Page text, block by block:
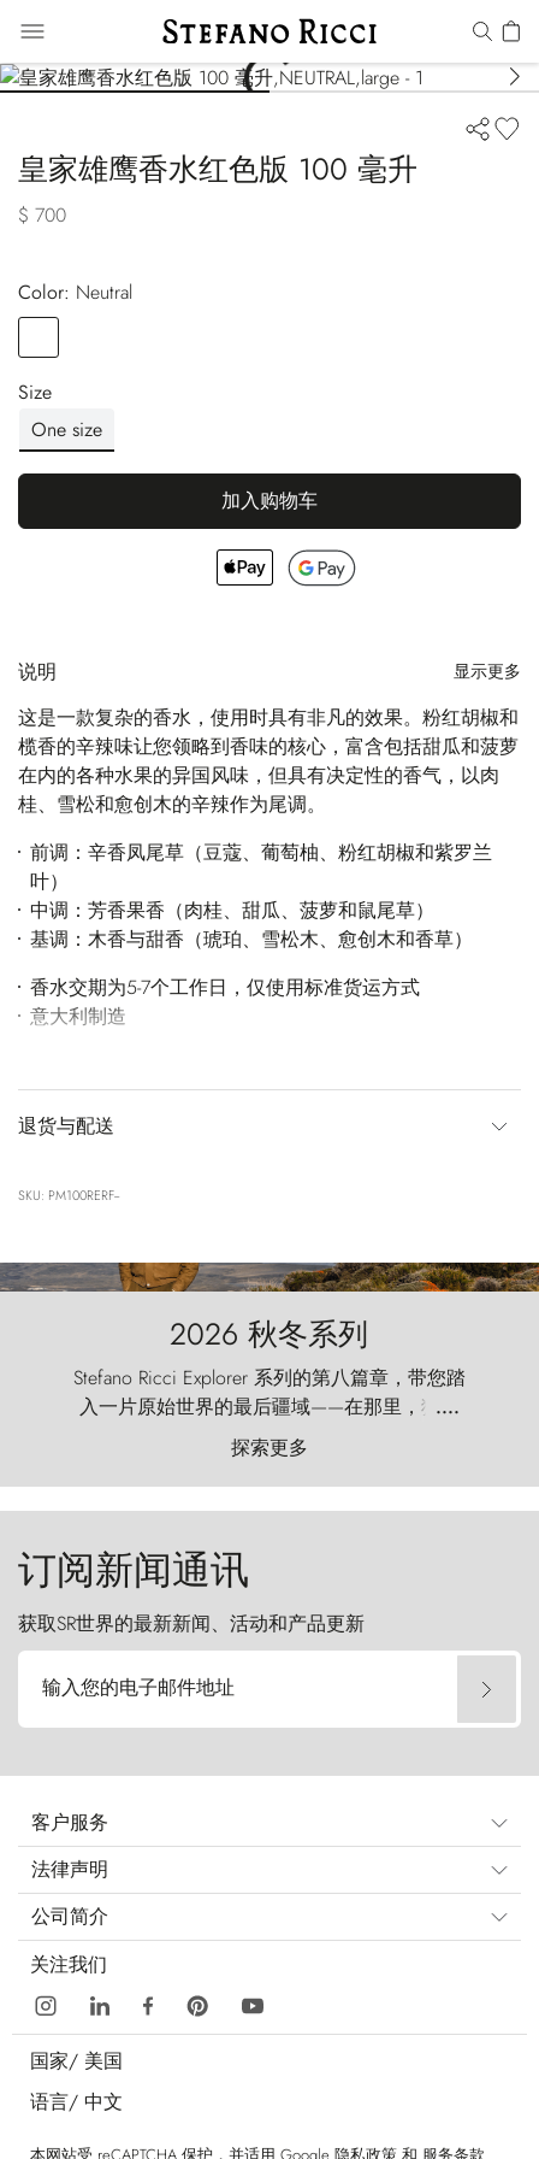
皇家雄鹰香水红色版 100 毫升
$ 700
Color:
neutral
Size
One size
加入购物车
说明 显示更多
这是一款复杂的香水，使用时具有非凡的效果。粉红胡椒和
榄香的辛辣味让您领略到香味的核心，富含包括甜瓜和菠萝
在内的各种水果的异国风味，但具有决定性的香气，以肉
桂、雪松和愈创木的辛辣作为尾调。
前调：辛香凤尾草（豆蔻、葡萄柚、粉红胡椒和紫罗兰
叶）
中调：芳香果香（肉桂、甜瓜、菠萝和鼠尾草）
基调：木香与甜香（琥珀、雪松木、愈创木和香草）
香水交期为5-7个工作日，仅使用标准货运方式
意大利制造
退货与配送
SKU: PM100RERF--
2026 秋冬系列
Stefano Ricci Explorer 系列的第八篇章，带您踏
入一片原始世界的最后疆域——在那里，狂风
以远古的怒号雕琢着自然，而百内塔（Torres
del Paine）则宛如石砌的哨兵，傲然向苍穹发
起挑战。
....
探索更多
订阅新闻通讯
获取SR世界的最新新闻、活动和产品更新
输入您的电子邮件地址
客户服务
法律声明
公司简介
关注我们
国家/ 美国
语言/ 中文
本网站受 reCAPTCHA 保护，并适用 Google 隐私政策 和 服务条款